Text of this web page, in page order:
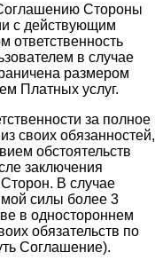
Стороны
с действующим
ответственность
в случае
размером
Платных услуг.
за полное
своих обязанностей,
обстоятельств
заключения
В случае
силы более 3
в одностороннем
обязательств по
Соглашение).